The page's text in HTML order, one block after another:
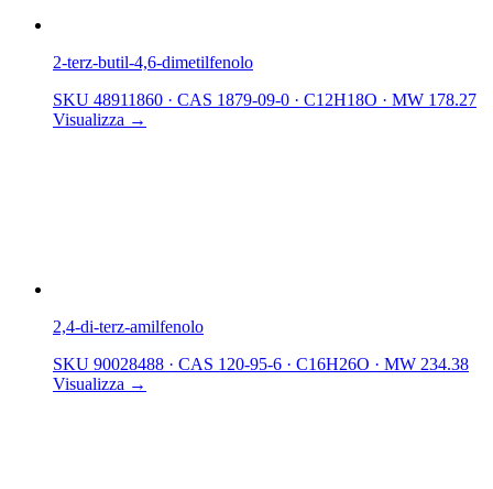
2-terz-butil-4,6-dimetilfenolo
SKU 48911860 · CAS 1879-09-0 · C12H18O · MW 178.27
Visualizza →
2,4-di-terz-amilfenolo
SKU 90028488 · CAS 120-95-6 · C16H26O · MW 234.38
Visualizza →